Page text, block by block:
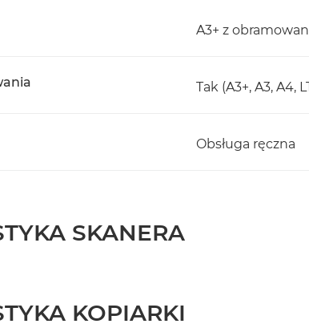
A3+ z
Tak (A3+, A3, A4,
Obsługa ręczna
SKANERA
KOPIARKI